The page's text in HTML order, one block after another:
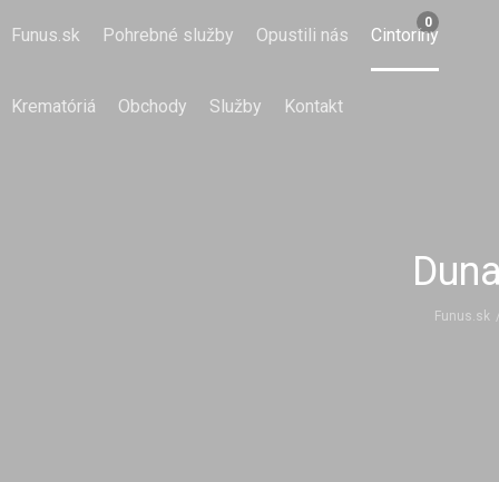
Funus.sk Pohrebné služby Opustili nás Cintoríny
Krematóriá Obchody Služby Kontakt
0
Funus.sk